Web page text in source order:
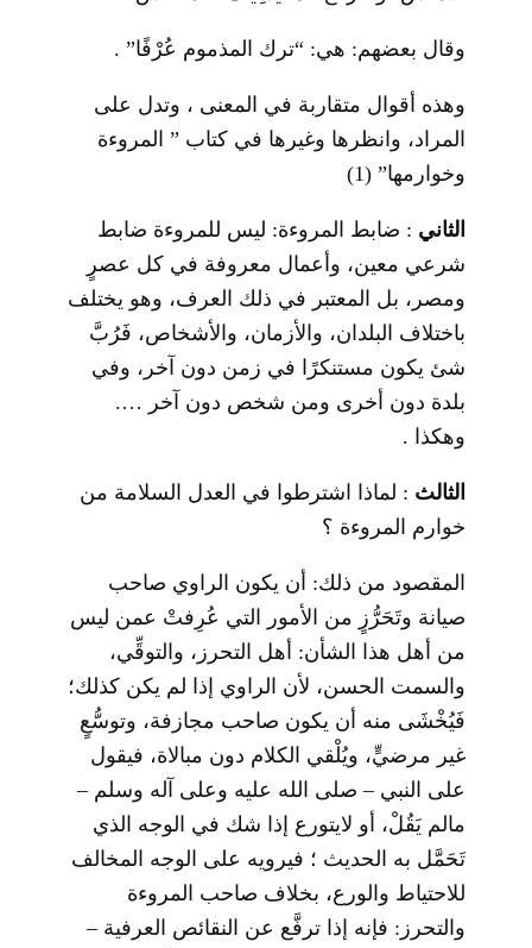
وقال بعضهم: هي: “ترك المذموم عُرْفًا” .
وهذه أقوال متقاربة في المعنى ، وتدل على
المراد، وانظرها وغيرها في كتاب ” المروءة
وخوارمها”(1)
الثاني : ضابط المروءة: ليس للمروءة ضابط
شرعي معين، وأعمال معروفة في كل عصرٍ
ومصر، بل المعتبر في ذلك العرف، وهو يختلف
باختلاف البلدان، والأزمان، والأشخاص، فَرُبَّ
شئ يكون مستنكرًا في زمن دون آخر، وفي
بلدة دون أخرى ومن شخص دون آخر ….
وهكذا .
الثالث : لماذا اشترطوا في العدل السلامة من
خوارم المروءة ؟
المقصود من ذلك: أن يكون الراوي صاحب
صيانة وتَحَرُّزٍ من الأمور التي عُرِفتْ عمن ليس
من أهل هذا الشأن: أهل التحرز، والتوقِّي،
والسمت الحسن، لأن الراوي إذا لم يكن كذلك؛
فَيُخْشَى منه أن يكون صاحب مجازفة، وتوسُّعٍ
غير مرضيٍّ، ويُلْقي الكلام دون مبالاة، فيقول
على النبي – صلى الله عليه وعلى آله وسلم –
مالم يَقُلْ، أو لايتورع إذا شك في الوجه الذي
تَحَمَّل به الحديث ؛ فيرويه على الوجه المخالف
للاحتياط والورع، بخلاف صاحب المروءة
والتحرز: فإنه إذا ترفَّع عن النقائص العرفية –